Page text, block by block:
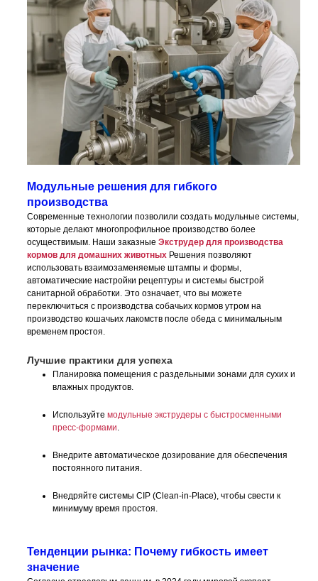
Модульные решения для гибкого
производства
Современные технологии позволили создать модульные системы,
которые делают многопрофильное производство более
осуществимым. Наши заказные Экструдер для производства
кормов для домашних животныхРешения позволяют
использовать взаимозаменяемые штампы и формы,
автоматические настройки рецептуры и системы быстрой
санитарной обработки. Это означает, что вы можете
переключиться с производства собачьих кормов утром на
производство кошачьих лакомств после обеда с минимальным
временем простоя.
Лучшие практики для успеха
Планировка помещения с раздельными зонами для сухих и
влажных продуктов.
Используйте модульные экструдеры с быстросменными
пресс-формами.
Внедрите автоматическое дозирование для обеспечения
постоянного питания.
Внедряйте системы CIP (Clean-in-Place), чтобы свести к
минимуму время простоя.
Тенденции рынка: Почему гибкость имеет
значение